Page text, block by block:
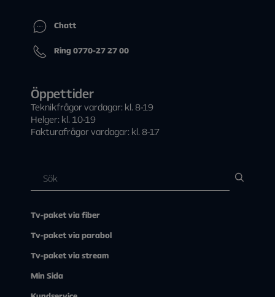
Chatt
Ring 0770-27 27 00
Öppettider
Teknikfrågor vardagar: kl. 8-19
Helger: kl. 10-19
Fakturafrågor vardagar: kl. 8-17
Tv-paket via fiber
Tv-paket via parabol
Tv-paket via stream
Min Sida